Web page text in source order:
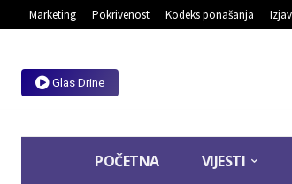
Marketing Pokrivenost Kodeks ponašanja
Glas Drine
POČETNA VIJESTI